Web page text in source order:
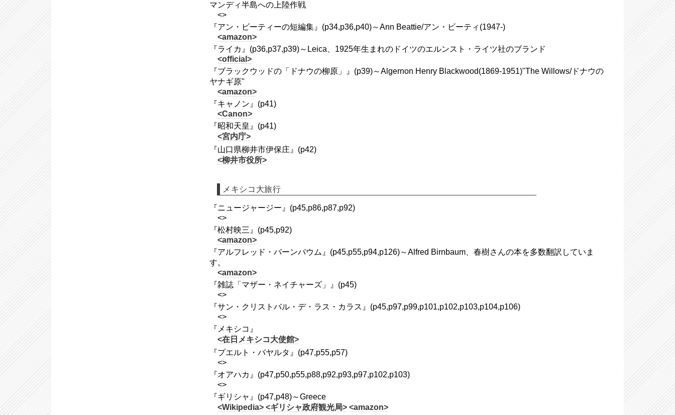
マンディ半島への上陸作戦
<>
『アン・ビーティーの短編集』(p34,p36,p40)～Ann Beattie/アン・ビーティ(1947-)
<amazon>
『ライカ』(p36,p37,p39)～Leica、1925年生まれのドイツのエルンスト・ライツ社のブランド
<official>
『ブラックウッドの「ドナウの柳原」』(p39)～Algernon Henry Blackwood(1869-1951)"The Willows/ドナウの
ヤナギ原"
<amazon>
『キャノン』(p41)
<Canon>
『昭和天皇』(p41)
<宮内庁>
『山口県柳井市伊保庄』(p42)
<柳井市役所>
メキシコ大旅行
『ニュージャージー』(p45,p86,p87,p92)
<>
『松村映三』(p45,p92)
<amazon>
『アルフレッド・バーンバウム』(p45,p55,p94,p126)～Alfred Birnbaum、春樹さんの本を多数翻訳していま
す。
<amazon>
『雑誌「マザー・ネイチャーズ」』(p45)
<>
『サン・クリストバル・デ・ラス・カラス』(p45,p97,p99,p101,p102,p103,p104,p106)
<>
『メキシコ』
<在日メキシコ大使館>
『プエルト・バヤルタ』(p47,p55,p57)
<>
『オアハカ』(p47,p50,p55,p88,p92,p93,p97,p102,p103)
<>
『ギリシャ』(p47,p48)～Greece
<Wikipedia> <ギリシャ政府観光局> <amazon>